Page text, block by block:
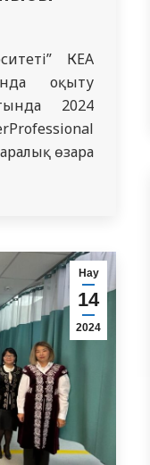
КЕАҚ
оқыту
2024
өзара
өтті.
доцентінің
Мақсатты
Нау
14
2024